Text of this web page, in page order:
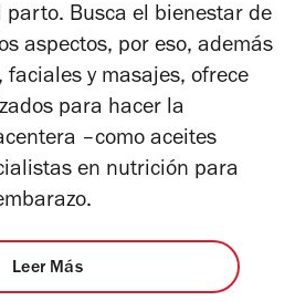
parto. Busca el bienestar de
aspectos, por eso, además
y masajes, ofrece
para hacer la
–como aceites
en nutrición para
Leer Más